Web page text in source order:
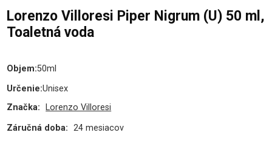
Lorenzo Villoresi Piper Nigrum (U) 50 ml,
Toaletná voda
Objem:50ml
Určenie:Unisex
Značka:
Lorenzo Villoresi
Záručná doba: 24 mesiacov